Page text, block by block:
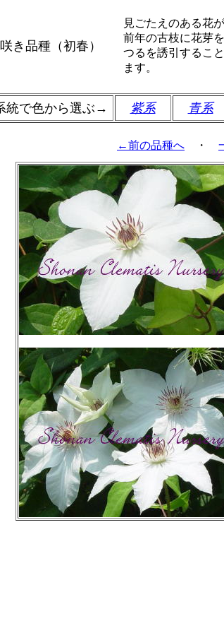
き品種（初春）
見ごたえのある花
前年の古枝に花芽
つるを誘引するこ
ます。
統で色から選ぶ→ 紫系 青系
←前の品種へ ・